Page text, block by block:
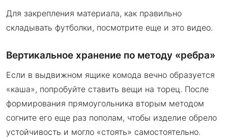
Для закрепления материала, как правильно
складывать футболки, посмотрите еще и это видео.
Вертикальное хранение по методу «ребра»
Если в выдвижном ящике комода вечно образуется
«каша», попробуйте ставить вещи на торец. После
формирования прямоугольника вторым методом
согните его еще раз пополам, чтобы изделие обрело
устойчивость и могло «стоять» самостоятельно.